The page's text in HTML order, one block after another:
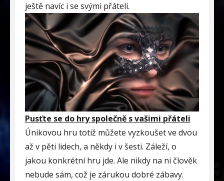
ještě navíc i se svými přáteli.
Pusťte se do hry společně s vašimi přáteli
Únikovou hru totiž můžete vyzkoušet ve dvou
až v pěti lidech, a někdy i v šesti. Záleží, o
jakou konkrétní hru jde. Ale nikdy na ni člověk
nebude sám, což je zárukou dobré zábavy.